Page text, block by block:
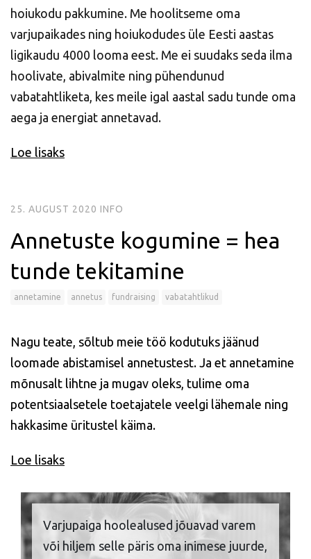
hoiukodu pakkumine. Me hoolitseme oma
varjupaikades ning hoiukodudes üle Eesti aastas
ligikaudu 4000 looma eest. Me ei suudaks seda ilma
hoolivate, abivalmite ning pühendunud
vabatahtliketa, kes meile igal aastal sadu tunde oma
aega ja energiat annetavad.
Loe lisaks
25. AUGUST 2020 INFO
Annetuste kogumine = hea
tunde tekitamine
annetamine annetus fundraising vabatahtlikud
Nagu teate, sõltub meie töö kodutuks jäänud
loomade abistamisel annetustest. Ja et annetamine
mõnusalt lihtne ja mugav oleks, tulime oma
potentsiaalsetele toetajatele veelgi lähemale ning
hakkasime üritustel käima.
Loe lisaks
Varjupaiga hoolealused jõuavad varem
või hiljem selle päris oma inimese juurde,